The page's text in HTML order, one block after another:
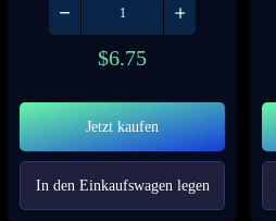
$6.75
Jetzt kaufen
In den Einkaufswagen legen